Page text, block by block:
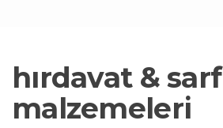
hırdavat & sarf
malzemeleri